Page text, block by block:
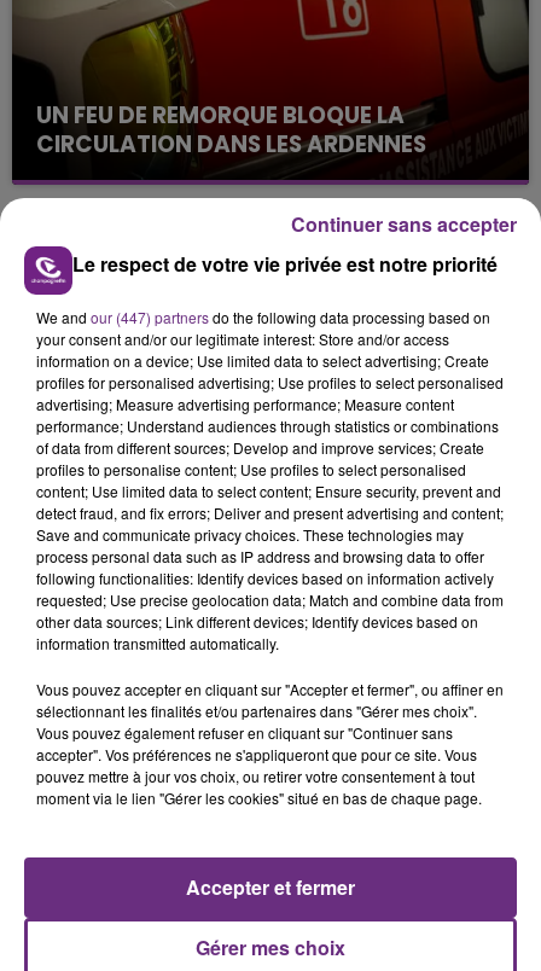
UN FEU DE REMORQUE BLOQUE LA
CIRCULATION DANS LES ARDENNES
Un feu de remorque s'est déclaré ce mercredi en
fin de matinée sur l'A34.
TITRES DIFFUSÉS
19h17
19h17
TEMPER CITY
Self Aware
19h12
19h12
BILLY CRAWFORD
Trackin'
19h08
19h08
LOUISE ATTAQUE
J't'emmene Au Vent Lucky Star
Le respect de votre vie privée est notre priorité
We and our (447) partnersdo the following data processing based on
your consent and/or our legitimate interest: Store and/or access
information on a device; Use limited data to select advertising; Create
profiles for personalised advertising; Use profiles to select personalised
advertising; Measure advertising performance; Measure content
performance; Understand audiences through statistics or combinations
of data from different sources; Develop and improve services; Create
profiles to personalise content; Use profiles to select personalised
content; Use limited data to select content; Ensure security, prevent and
detect fraud, and fix errors; Deliver and present advertising and content;
Save and communicate privacy choices. These technologies may
process personal data such as IP address and browsing data to offer
following functionalities: Identify devices based on information actively
requested; Use precise geolocation data; Match and combine data from
other data sources; Link different devices; Identify devices based on
information transmitted automatically.
Vous pouvez accepter en cliquant sur "Accepter et fermer", ou affiner en
sélectionnant les finalités et/ou partenaires dans "Gérer mes choix".
Vous pouvez également refuser en cliquant sur "Continuer sans
accepter". Vos préférences ne s'appliqueront que pour ce site. Vous
pouvez mettre à jour vos choix, ou retirer votre consentement à tout
moment via le lien "Gérer les cookies" situé en bas de chaque page.
Gérer mes choix
Accepter et fermer
Continuer sans accepter